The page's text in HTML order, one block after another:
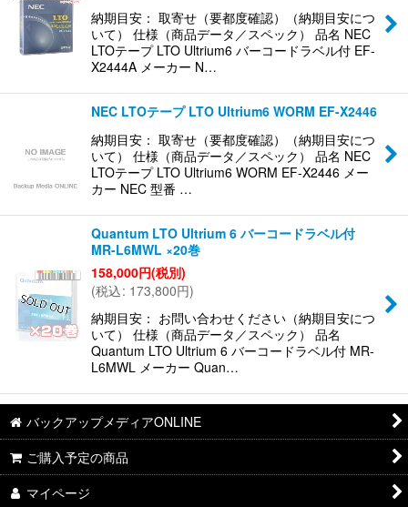
納期目安： 取寄せ（要都度確認）（納期目安につ
いて） 仕様（商品データ／スペック） 品名 NEC
LTOテープ LTO Ultrium6 バーコードラベル付 EF-
X2444A メーカー N…
NEC LTOテープ LTO Ultrium6 WORM EF-X2446
納期目安： 取寄せ（要都度確認）（納期目安につ
いて） 仕様（商品データ／スペック） 品名 NEC
LTOテープ LTO Ultrium6 WORM EF-X2446 メー
カー NEC 型番 …
Quantum LTO Ultrium 6 バーコードラベル付
MR-L6MWL ×20巻
158,000円(税別)
(税込: 173,800円)
納期目安： お問い合わせください（納期目安につ
いて） 仕様（商品データ／スペック） 品名
Quantum LTO Ultrium 6 バーコードラベル付 MR-
L6MWL メーカー Quan…
バックアップメディアONLINE
ご購入予定の商品
マイページ